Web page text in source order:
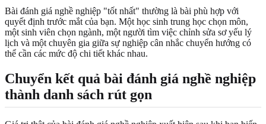
Bài đánh giá nghề nghiệp "tốt nhất" thường là bài phù hợp với
quyết định trước mắt của bạn. Một học sinh trung học chọn môn,
một sinh viên chọn ngành, một người tìm việc chỉnh sửa sơ yếu lý
lịch và một chuyên gia giữa sự nghiệp cân nhắc chuyển hướng có
thể cần các mức độ chi tiết khác nhau.
Chuyển kết quả bài đánh giá nghề nghiệp
thành danh sách rút gọn